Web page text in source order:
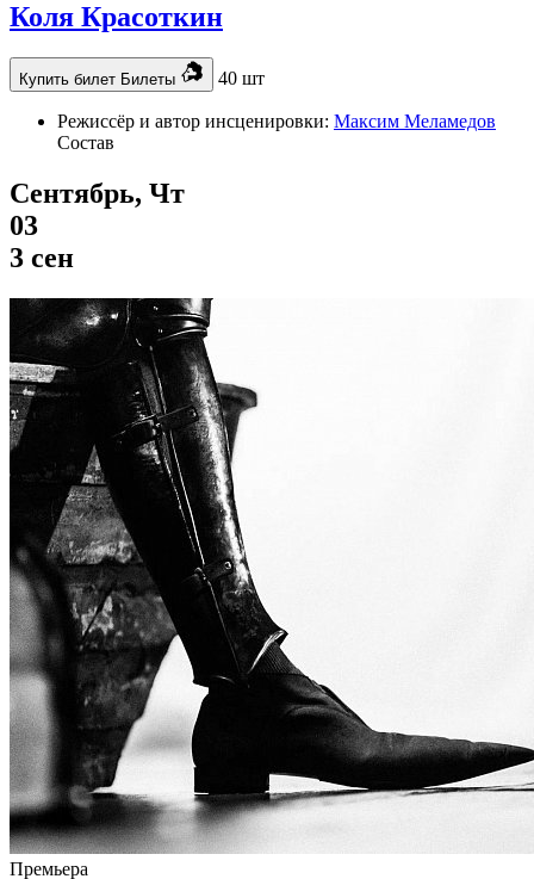
Коля Красоткин
Купить билет Билеты 40 шт
Режиссёр и автор инсценировки: Максим Меламедов
Состав
Сентябрь, Чт
03
3 сен
Премьера